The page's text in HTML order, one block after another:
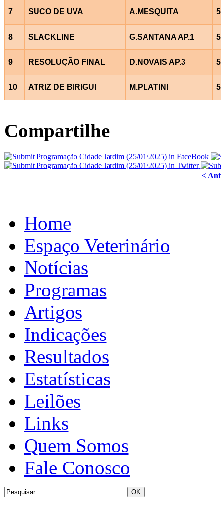
7 SUCO DE UVA A.MESQUITA
8 SLACKLINE G.SANTANA AP.1
9 RESOLUÇÃO FINAL D.NOVAIS AP.3
10 ATRIZ DE BIRIGUI M.PLATINI
Compartilhe
<
Home
Espaço Veterinário
Notícias
Programas
Artigos
Indicações
Resultados
Estatísticas
Leilões
Links
Quem Somos
Fale Conosco